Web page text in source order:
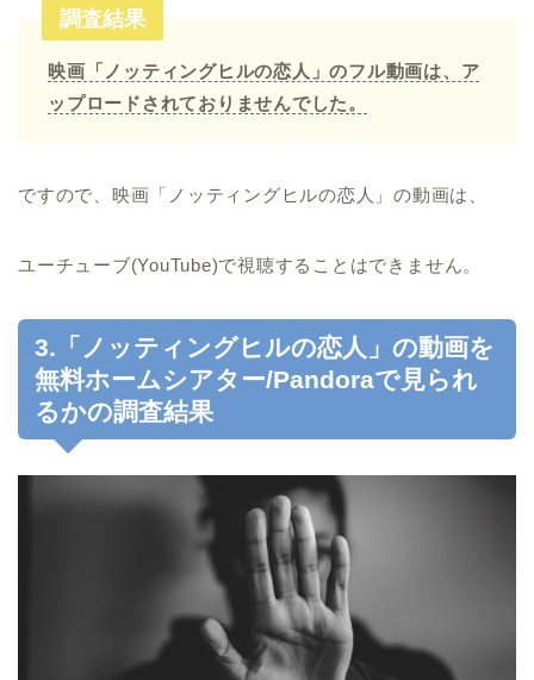
調査結果
映画「ノッティングヒルの恋人」のフル動画は、ア
ップロードされておりませんでした。
ですので、映画「ノッティングヒルの恋人」の動画は、
ユーチューブ(YouTube)で視聴することはできません。
3.「ノッティングヒルの恋人」の動画を
無料ホームシアター/Pandoraで見られ
るかの調査結果